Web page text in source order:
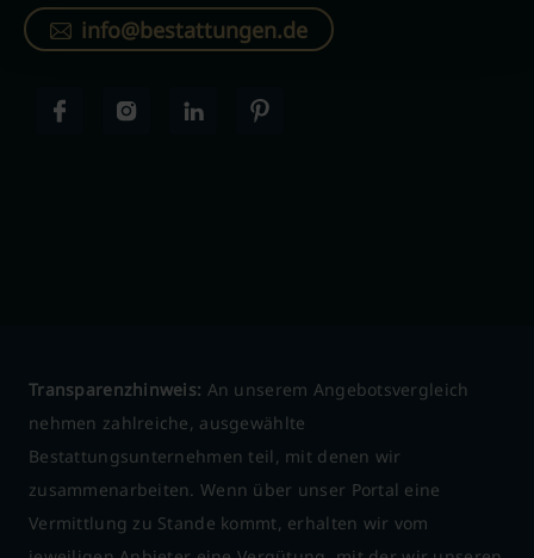
info@bestattungen.de
Transparenzhinweis: An unserem Angebotsvergleich
nehmen zahlreiche, ausgewählte
Bestattungsunternehmen teil, mit denen wir
zusammenarbeiten. Wenn über unser Portal eine
Vermittlung zu Stande kommt, erhalten wir vom